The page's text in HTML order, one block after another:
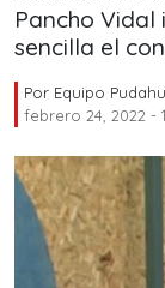
Pancho
sencilla el
Por Equipo
febrero 24, 2022 -